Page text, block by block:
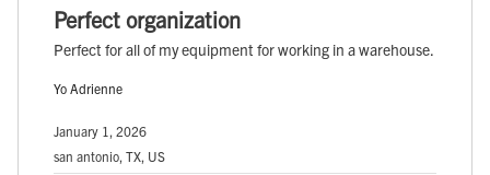
Perfect organization
Perfect for all of my equipment for working in a warehouse.
Yo Adrienne
January 1, 2026
san antonio, TX, US